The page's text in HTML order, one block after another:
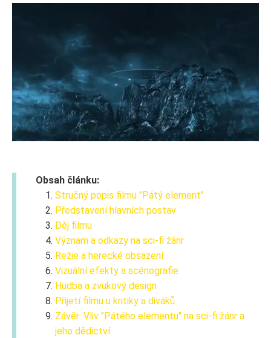
Obsah článku:
Stručný popis filmu "Pátý element"
Představení hlavních postav
Děj filmu
Význam a odkazy na sci-fi žánr
Režie a herecké obsazení
Vizuální efekty a scénografie
Hudba a zvukový design
Přijetí filmu u kritiky a diváků
Závěr: Vliv "Pátého elementu" na sci-fi žánr a
jeho dědictví